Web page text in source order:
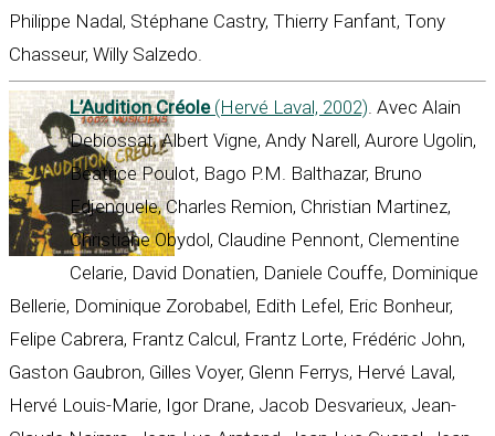
Philippe Nadal, Stéphane Castry, Thierry Fanfant, Tony
Chasseur, Willy Salzedo.
L’Audition Créole(Hervé Laval, 2002). Avec Alain
Debiossat, Albert Vigne, Andy Narell, Aurore Ugolin,
Béatrice Poulot, Bago P.M. Balthazar, Bruno
Edjenguele, Charles Remion, Christian Martinez,
Christiane Obydol, Claudine Pennont, Clementine
Celarie, David Donatien, Daniele Couffe, Dominique
Bellerie, Dominique Zorobabel, Edith Lefel, Eric Bonheur,
Felipe Cabrera, Frantz Calcul, Frantz Lorte, Frédéric John,
Gaston Gaubron, Gilles Voyer, Glenn Ferrys, Hervé Laval,
Hervé Louis-Marie, Igor Drane, Jacob Desvarieux, Jean-